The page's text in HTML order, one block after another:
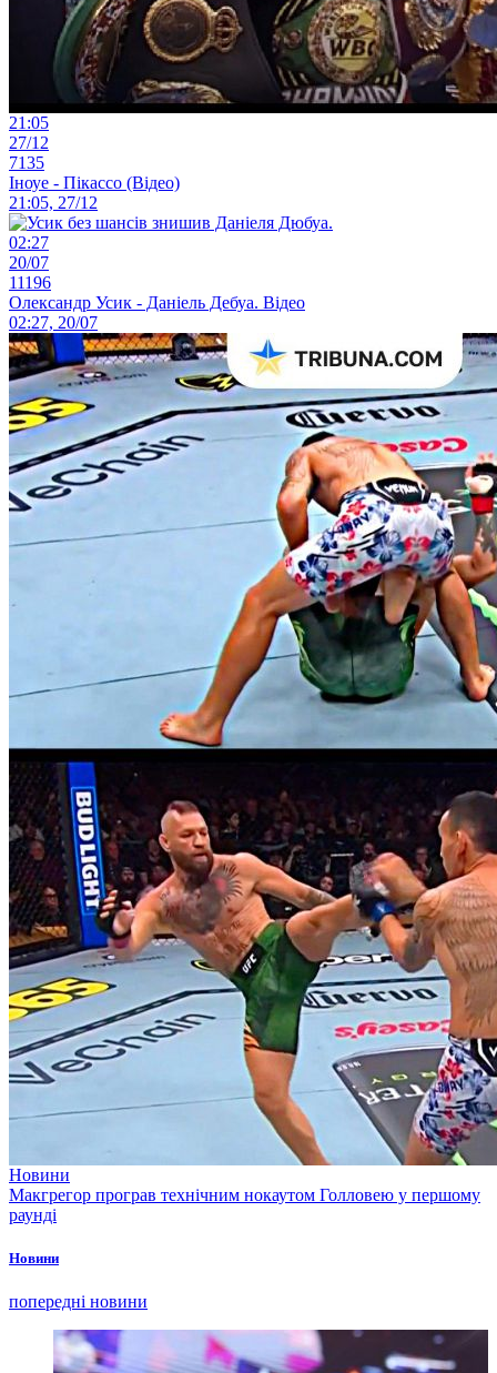
21:05
27/12
7135
Іноуе - Пікассо (Відео)
21:05, 27/12
02:27
20/07
11196
Олександр Усик - Даніель Дебуа. Відео
02:27, 20/07
Новини
Макгрегор програв технічним нокаутом Голловею у першому
раунді
Новини
попередні новини